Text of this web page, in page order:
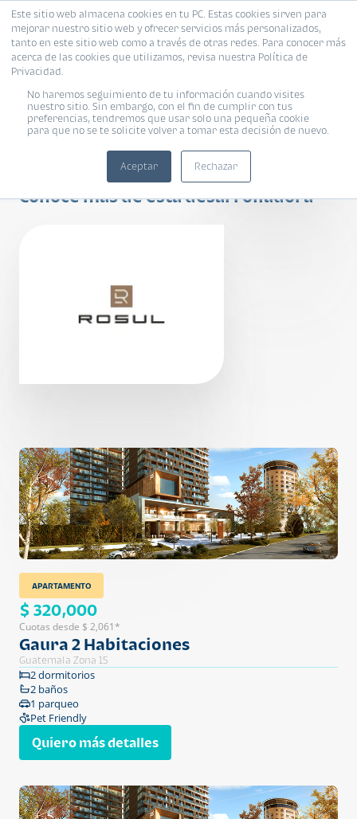
Este sitio web almacena cookies en tu PC. Estas cookies sirven para
mejorar nuestro sitio web y ofrecer servicios más personalizados,
tanto en este sitio web como a través de otras redes. Para conocer más
acerca de las cookies que utilizamos, revisa nuestra Política de
Privacidad.
No haremos seguimiento de tu información cuando visites
nuestro sitio. Sin embargo, con el fin de cumplir con tus
preferencias, tendremos que usar solo una pequeña cookie
para que no se te solicite volver a tomar esta decisión de nuevo.
Aceptar Rechazar
Conoce más de esta desarrolladora
APARTAMENTO
$ 320,000
Cuotas desde $ 2,061*
Gaura 2 Habitaciones
Guatemala Zona 15
2 dormitorios
2 baños
1 parqueo
Pet Friendly
Quiero más detalles